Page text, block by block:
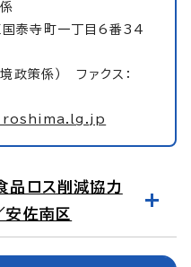
泰寺町一丁目6番34
策係） ファクス：
品ロス削減協力
安佐南区